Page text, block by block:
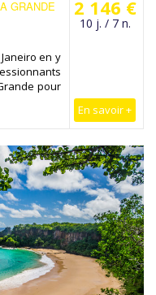
2 146 €
10 j. / 7 n.
En savoir +
GRANDE
en y
pour